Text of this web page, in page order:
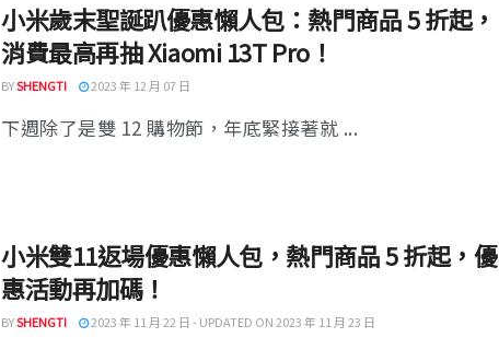
小米歲末聖誕趴優惠懶人包：熱門商品 5 折起，
消費最高再抽 Xiaomi 13T Pro！
BYSHENGTI 2023 年 12 月 07 日
下週除了是雙 12 購物節，年底緊接著就 ...
小米雙11返場優惠懶人包，熱門商品 5 折起，優
惠活動再加碼！
BYSHENGTI 2023 年 11 月 22 日 - UPDATED ON 2023 年 11 月 23 日